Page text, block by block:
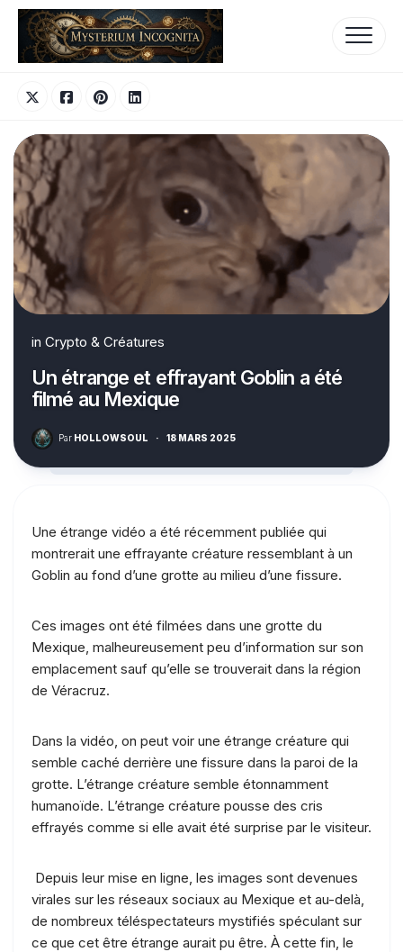
Skip
content
in Crypto & Créatures
Un étrange et effrayant Goblin a été
filmé au Mexique
Par HOLLOWSOUL · 18 MARS 2025
Une étrange vidéo a été récemment publiée qui
montrerait une effrayante créature ressemblant à un
Goblin au fond d’une grotte au milieu d’une fissure.
Ces images ont été filmées dans une grotte du
Mexique, malheureusement peu d’information sur son
emplacement sauf qu’elle se trouverait dans la région
de Véracruz.
Dans la vidéo, on peut voir une étrange créature qui
semble caché derrière une fissure dans la paroi de la
grotte. L’étrange créature semble étonnamment
humanoïde. L’étrange créature pousse des cris
effrayés comme si elle avait été surprise par le visiteur.
Depuis leur mise en ligne, les images sont devenues
virales sur les réseaux sociaux au Mexique et au-delà,
de nombreux téléspectateurs mystifiés spéculant sur
ce que cet être étrange aurait pu être. À cette fin, le